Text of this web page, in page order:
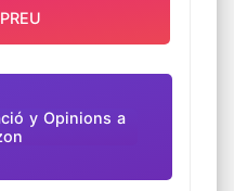
y Opinions a